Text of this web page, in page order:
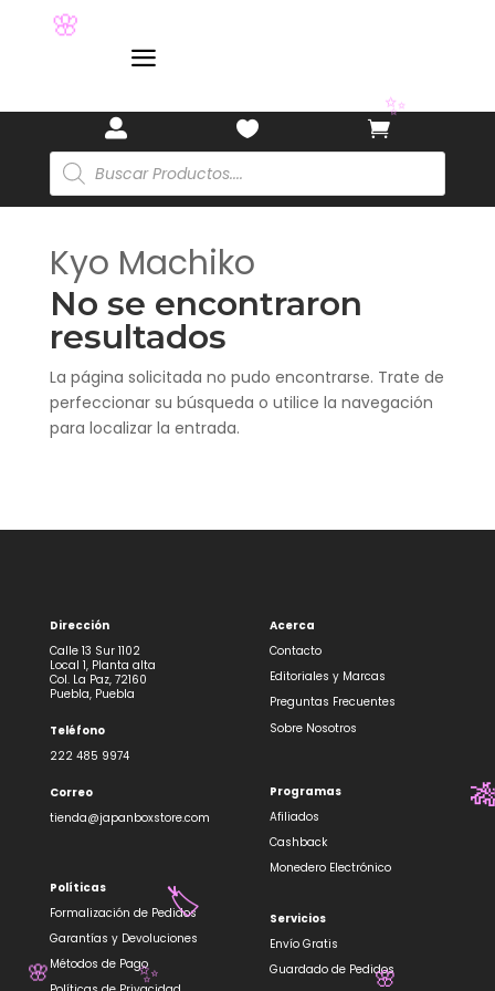
a
 

Búsqueda
de
productos
Kyo Machiko
No se encontraron
resultados
La página solicitada no pudo encontrarse. Trate de
perfeccionar su búsqueda o utilice la navegación
para localizar la entrada.
Dirección
Calle 13 Sur 1102
Local 1, Planta alta
Col. La Paz, 72160
Puebla, Puebla
Teléfono
222 485 9974
Correo
tienda@japanboxstore.com
Políticas
Formalización de Pedidos
Garantías y Devoluciones
Métodos de Pago
Acerca
Contacto
Editoriales y Marcas
Preguntas Frecuentes
Sobre Nosotros
Programas
Afiliados
Cashback
Monedero Electrónico
Servicios
Envío Gratis
Guardado de Pedidos
🌸
✨
🏷️